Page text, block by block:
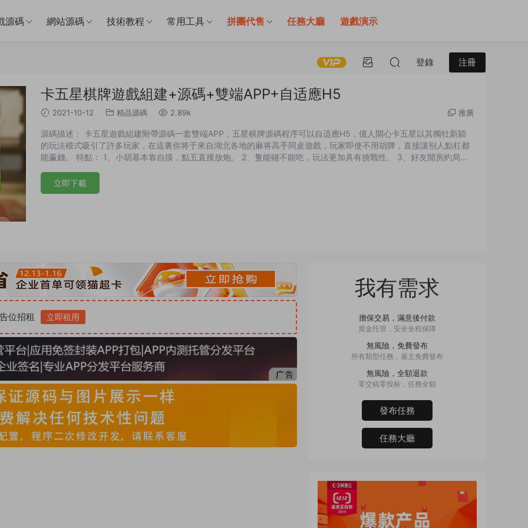
源碼 網站源碼 技術教程 常用工具 拼團代售 任務大廳 遊戲演示
登錄 注冊
卡五星棋牌遊戲組建+源碼+雙端APP+自适應H5
2021-10-12 精品源碼 2.89k 推廣
源碼描述： 卡五星遊戲組建附帶源碼一套雙端APP，五星棋牌源碼程序可以自适應H5，億人開心卡五星以其獨牡新穎
的玩法模式吸引了許多玩家，在這裏你将于來自湖北各地的麻将高手同桌遊戲，玩家即使不用胡牌，直接讓别人點杠都
能赢錢。 特點： 1、小胡基本靠自摸，點五直接放炮。 2、隻能碰不能吃，玩法更加具有挑戰性。 3、好友開房約局，
立即下載
位招租 立即租用
我有需求
擔保交易，滿意後付款
賞金托管，安全全程保障
無風險，免費發布
所有類型任務，雇主免費發布
無風險，全額退款
零交稿零投标，任務全額
發布任務
任務大廳